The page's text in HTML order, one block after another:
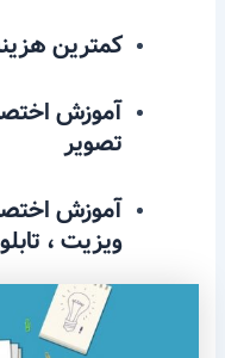
کمترین
آموزش
تصویر
آموزش
ویزیت ،